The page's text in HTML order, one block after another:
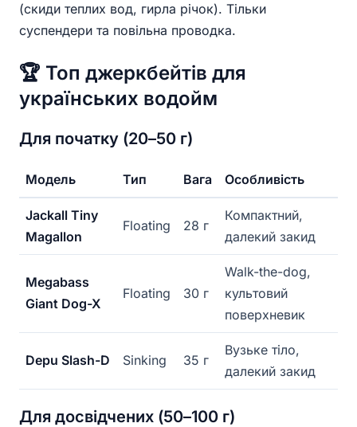
(скиди теплих вод, гирла річок). Тільки
суспендери та повільна проводка.
🏆 Топ джеркбейтів для
українських водойм
Для початку (20–50 г)
Модель Тип Вага Особливість
Jackall Tiny
Magallon
Floating 28 г
Компактний,
далекий закид
Megabass
Giant Dog-X
Floating 30 г
Walk-the-dog,
культовий
поверхневик
Depu Slash-D Sinking 35 г
Вузьке тіло,
далекий закид
Для досвідчених (50–100 г)